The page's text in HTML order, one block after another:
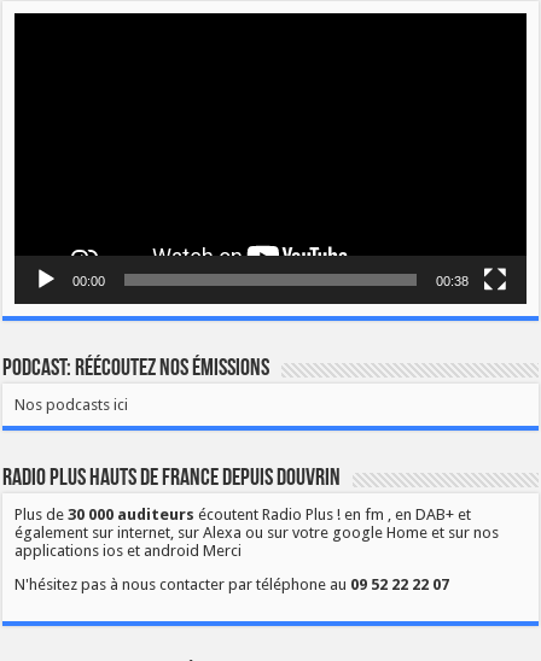
00:00 00:38
Podcast: Réécoutez nos émissions
Nos podcasts ici
Radio Plus Hauts de France depuis Douvrin
Plus de30 000 auditeurs écoutent Radio Plus ! en fm , en DAB+ et
également sur internet, sur Alexa ou sur votre google Home et sur nos
applications ios et android Merci
N'hésitez pas à nous contacter par téléphone au 09 52 22 22 07